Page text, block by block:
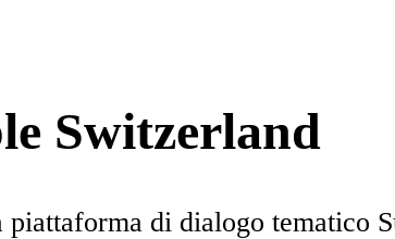
Switzerland
di dialogo tematico